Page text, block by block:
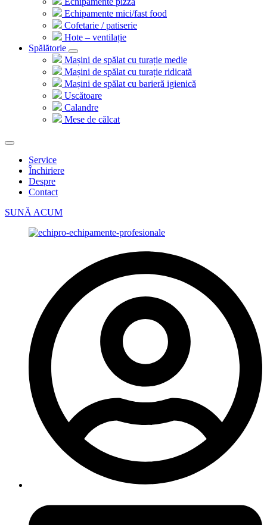
Echipamente mici/fast food
Cofetarie / patiserie
Hote – ventilație
Spălătorie
Mașini de spălat cu turație medie
Mașini de spălat cu turație ridicată
Mașini de spălat cu barieră igienică
Uscătoare
Calandre
Mese de călcat
Service
Închiriere
Despre
Contact
SUNĂ ACUM